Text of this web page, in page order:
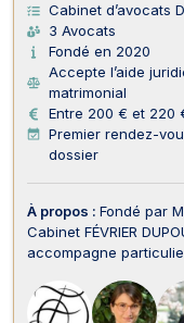
Cabinet d’avocats
3 Avocats
Fondé en 2020
Accepte l’aide
matrimonial
Entre 200 € et 220
Premier rendez-
dossier
À propos : Fondé par
Cabinet FÉVRIER
accompagne
des assurances et en
indemnisation des